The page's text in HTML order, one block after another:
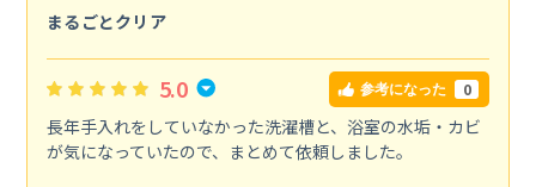
まるごとクリア
5.0 参考になった 0
長年手入れをしていなかった洗濯槽と、浴室の水垢・カビ
が気になっていたので、まとめて依頼しました。